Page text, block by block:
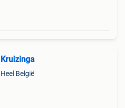
Kruizinga
Heel België